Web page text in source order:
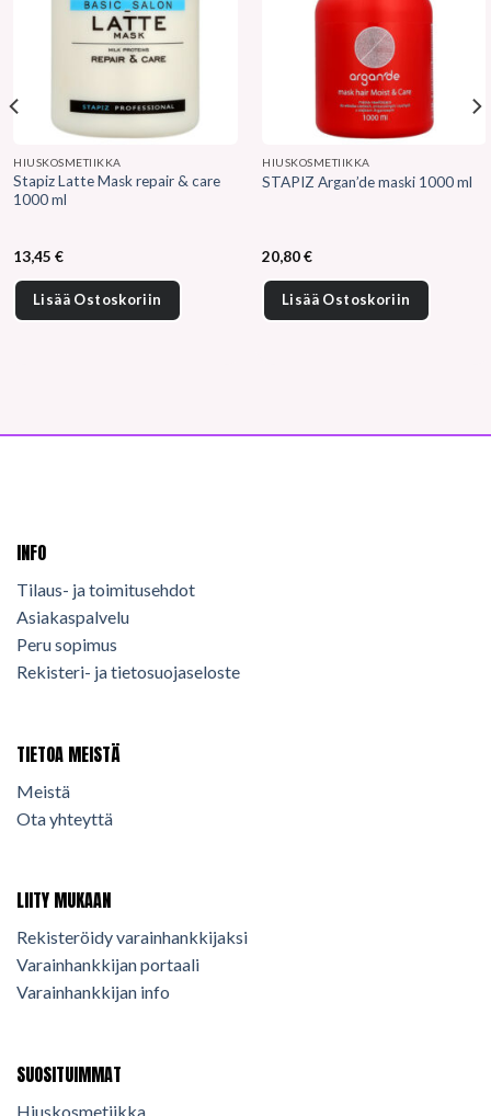
HIUSKOSMETIIKKA
Stapiz Latte Mask repair & care
1000 ml
13,45€
Lisää Ostoskoriin
HIUSKOSMETIIKKA
STAPIZ Argan’de maski 1000 ml
20,80€
Lisää Ostoskoriin
INFO
Tilaus- ja toimitusehdot
Asiakaspalvelu
Peru sopimus
Rekisteri- ja tietosuojaseloste
TIETOA MEISTÄ
Meistä
Ota yhteyttä
LIITY MUKAAN
Rekisteröidy varainhankkijaksi
Varainhankkijan portaali
Varainhankkijan info
SUOSITUIMMAT
Hiuskosmetiikka